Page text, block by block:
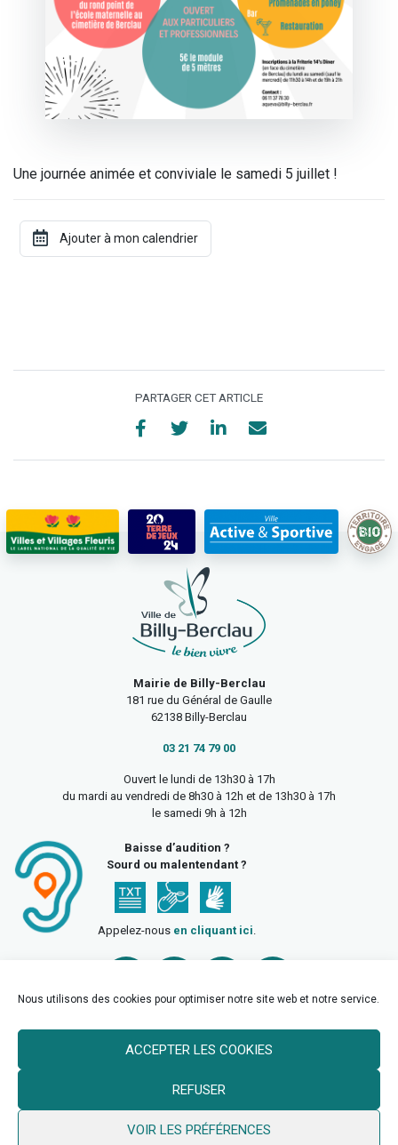
Nous utilisons des cookies pour optimiser notre site web et notre service.
ACCEPTER LES COOKIES
REFUSER
VOIR LES PRÉFÉRENCES
Une journée animée et conviviale le samedi 5 juillet !
PARTAGER CET ARTICLE
Mairie de Billy-Berclau
181 rue du Général de Gaulle
62138 Billy-Berclau
03 21 74 79 00
Ouvert le lundi de 13h30 à 17h
du mardi au vendredi de 8h30 à 12h et de 13h30 à 17h
le samedi 9h à 12h
Baisse d’audition ?
Sourd ou malentendant ?
Appelez-nous en cliquant ici
© 2026 Ville de Billy Berclau —neoweb.fr